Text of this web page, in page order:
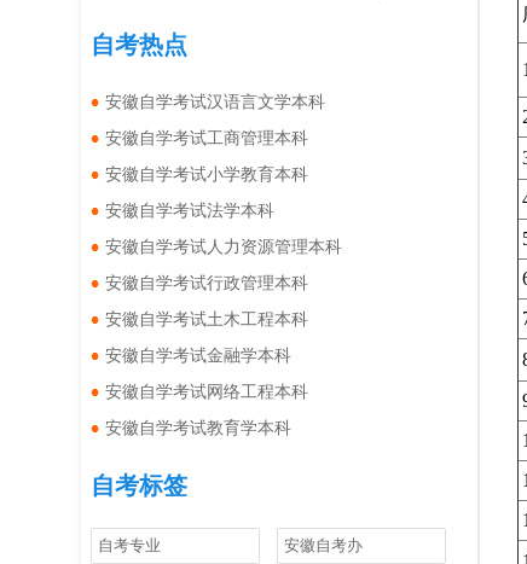
自考热点
安徽自学考试汉语言文学本科
安徽自学考试工商管理本科
安徽自学考试小学教育本科
安徽自学考试法学本科
安徽自学考试人力资源管理本科
安徽自学考试行政管理本科
安徽自学考试土木工程本科
安徽自学考试金融学本科
安徽自学考试网络工程本科
安徽自学考试教育学本科
自考标签
自考专业 安徽自考办
1